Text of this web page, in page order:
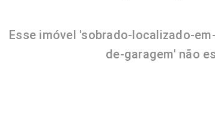
Esse imóvel 'sobrado-localizado-
de-garagem' não